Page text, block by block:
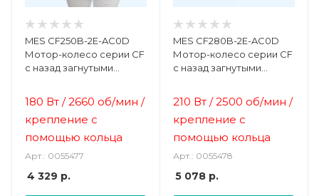
MES CF250B-2E-AC0D
Мотор-колесо серии CF
с назад загнутыми
диффузором
180 Вт /2660 об/мин /
крепление с
помощью кольца
Арт.: 0055477
4 329 р.
MES CF280B-2E-AC0D
Мотор-колесо серии CF
с назад загнутыми
диффузором
210 Вт /2500 об/мин /
крепление с
помощью кольца
Арт.: 0055478
5 078 р.